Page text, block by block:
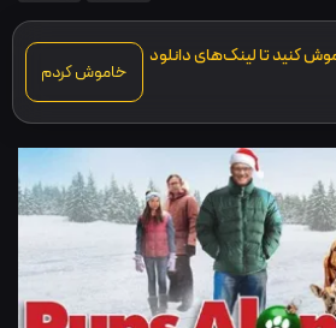
کنید تا لینک‌های دانلود
خاموش کردم